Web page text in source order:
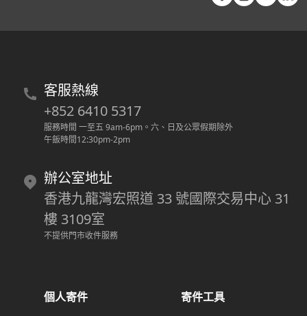
客服熱線
+852 6410 5317
服務時間 一至五 9am-6pm 。 六、日及公眾假期除外
午飯時間12:30pm-2pm
辦公室地址
香港九龍灣宏照道 33 號國際交易中心 31
樓 3109室
不提供門市收件服務
個人寄件
寄件工具